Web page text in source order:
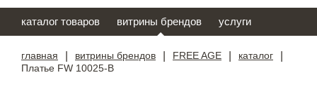
каталог товаров витрины брендов услуги
главная витрины брендов FREE AGE каталог
Платье FW 10025-B